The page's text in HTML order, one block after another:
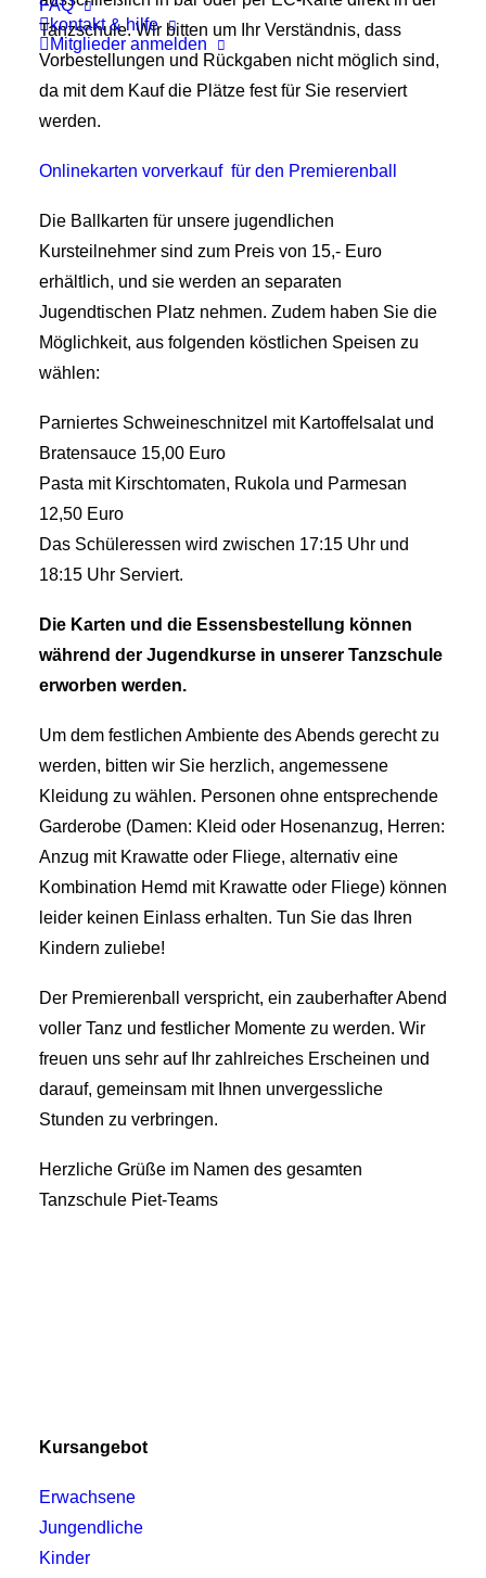
FAQ
kontakt & hilfe
Mitglieder anmelden
Tanzschule. Wir bitten um Ihr Verständnis, dass
Vorbestellungen und Rückgaben nicht möglich sind,
da mit dem Kauf die Plätze fest für Sie reserviert
werden.
Onlinekarten vorverkauf für den Premierenball
Die Ballkarten für unsere jugendlichen
Kursteilnehmer sind zum Preis von 15,- Euro
erhältlich, und sie werden an separaten
Jugendtischen Platz nehmen. Zudem haben Sie die
Möglichkeit, aus folgenden köstlichen Speisen zu
wählen:
Parniertes Schweineschnitzel mit Kartoffelsalat und
Bratensauce 15,00 Euro
Pasta mit Kirschtomaten, Rukola und Parmesan
12,50 Euro
Das Schüleressen wird zwischen 17:15 Uhr und
18:15 Uhr Serviert.
Die Karten und die Essensbestellung können
während der Jugendkurse in unserer Tanzschule
erworben werden.
Um dem festlichen Ambiente des Abends gerecht zu
werden, bitten wir Sie herzlich, angemessene
Kleidung zu wählen. Personen ohne entsprechende
Garderobe (Damen: Kleid oder Hosenanzug, Herren:
Anzug mit Krawatte oder Fliege, alternativ eine
Kombination Hemd mit Krawatte oder Fliege) können
leider keinen Einlass erhalten. Tun Sie das Ihren
Kindern zuliebe!
Der Premierenball verspricht, ein zauberhafter Abend
voller Tanz und festlicher Momente zu werden. Wir
freuen uns sehr auf Ihr zahlreiches Erscheinen und
darauf, gemeinsam mit Ihnen unvergessliche
Stunden zu verbringen.
Herzliche Grüße im Namen des gesamten
Tanzschule Piet-Teams
Kursangebot
Erwachsene
Jungendliche
Kinder